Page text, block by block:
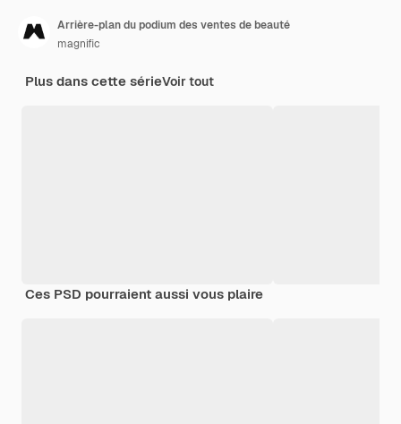
Arrière-plan du podium des ventes de beauté
magnific
Plus dans cette sérieVoir tout
Ces PSD pourraient aussi vous plaire